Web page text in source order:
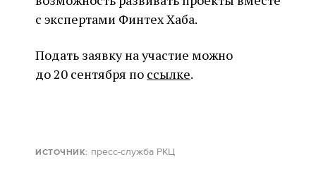
с экспертами Финтех Хаба.
Подать заявку на участие можно
до 20 сентября по ссылке.
ИСТОЧНИК: пресс-служба РКЦ